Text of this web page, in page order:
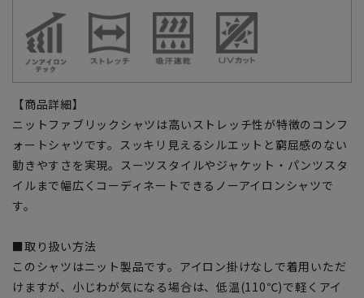
【商品詳細】
ニットファブリックシャツは高いストレッチ性が特徴のコンフ
ォートシャツです。スッキリ見えるシルエットと窮屈感のない
動きやすさを実現。スーツスタイルやジャケット・パンツスタ
イルまで幅広くコーディネートできるノーアイロンシャツで
す。
■取り扱い方法
このシャツはニット製品です。アイロン掛けなしで着用いただ
けますが、小じわが気になる場合は、低温(110℃)で軽くアイ